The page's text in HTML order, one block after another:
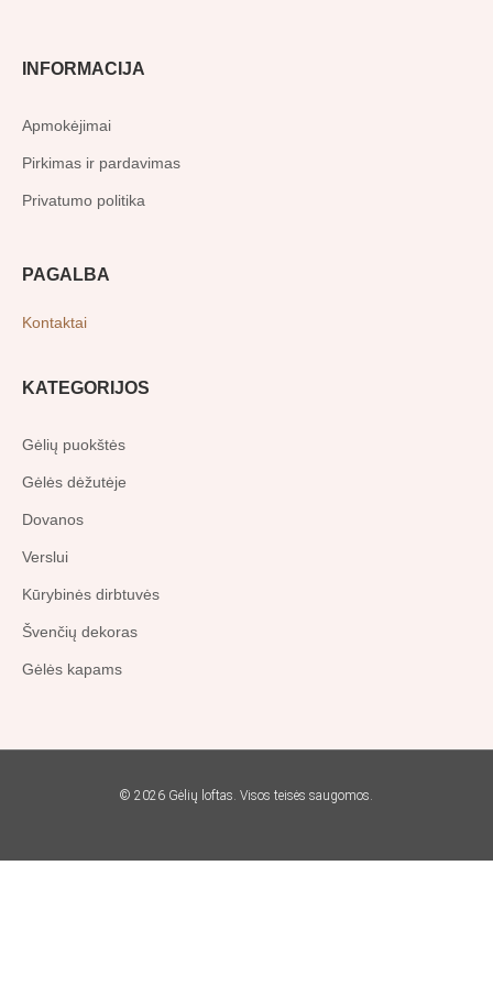
INFORMACIJA
Apmokėjimai
Pirkimas ir pardavimas
Privatumo politika
PAGALBA
Kontaktai
KATEGORIJOS
Gėlių puokštės
Gėlės dėžutėje
Dovanos
Verslui
Kūrybinės dirbtuvės
Švenčių dekoras
Gėlės kapams
© 2026 Gėlių loftas. Visos teisės saugomos.